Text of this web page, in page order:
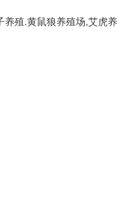
养殖.黄鼠狼养殖场,艾虎养